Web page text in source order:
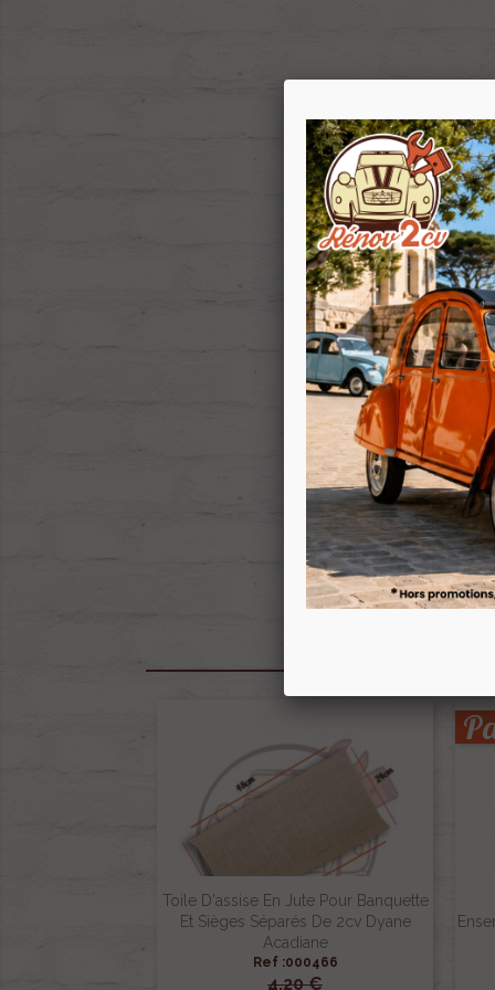
Toile D'assise En Jute Pour Banquette
Et Sièges Séparés De 2cv Dyane
Acadiane
Ref :000466
4,20 €